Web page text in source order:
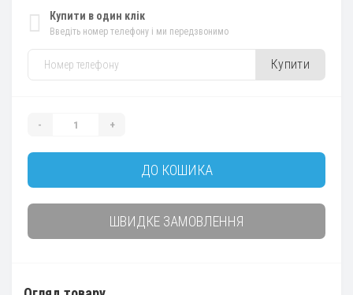
Купити в один клік
Введіть номер телефону і ми передзвонимо
Купити
- +
ДО КОШИКА
ШВИДКЕ ЗАМОВЛЕННЯ